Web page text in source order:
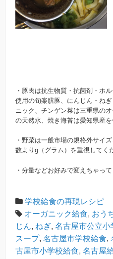
・豚肉は抗生物質・抗菌剤・ホ
使用の旬楽膳豚、にんじん・ね
ニック、チンゲン菜は三重県の
の天然水、焼き海苔は愛知県産を
・野菜は一般市場の規格外サイ
数よりg（グラム）を重視してく
・分量などお好みで変えちゃっ
学校給食の再現レシピ
オーガニック給食, おう
じん, ねぎ, 名古屋市公立
スープ, 名古屋市学校給食,
古屋市小学校給食, 名古屋